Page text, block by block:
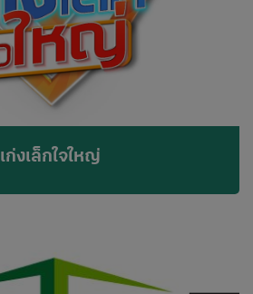
เก่งเล็กใจใหญ่